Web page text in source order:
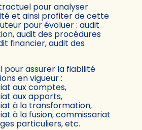
pour analyser
et ainsi profiter de cette
pour évoluer : audit
audit des procédures
financier, audit des
pour assurer la fiabilité
en vigueur :
aux comptes,
aux apports,
à la transformation,
à la fusion, commissariat
particuliers, etc.